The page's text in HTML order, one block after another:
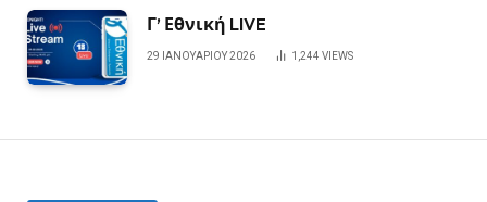
Γ’ Εθνική LIVE
29 ΙΑΝΟΥΑΡΊΟΥ 2026 1,244 VIEWS